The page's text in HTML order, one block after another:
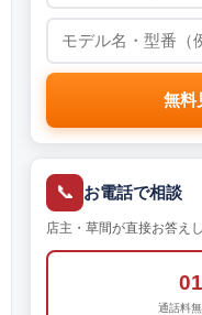
無料
📞 お電話で相談
店主・草間が直接お答えし
通話料